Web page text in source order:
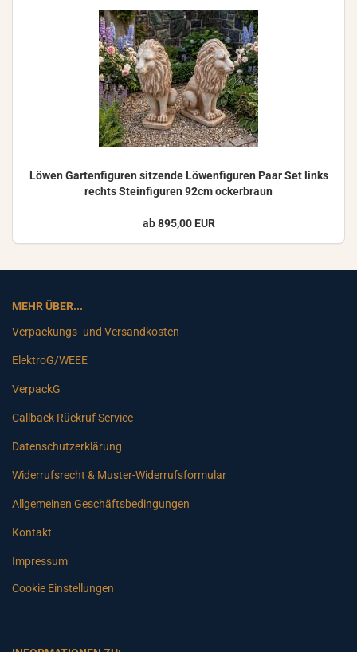
Löwen Gar­ten­fi­gu­ren sit­zen­de Lö­wen­fi­gu­ren Paar Set links
rechts Stein­fi­gu­ren 92cm ocker­braun
ab 895,00 EUR
MEHR ÜBER...
Verpackungs- und Versandkosten
ElektroG/WEEE
VerpackG
Callback Rückruf Service
Datenschutzerklärung
Widerrufsrecht & Muster-Widerrufsformular
Allgemeinen Geschäftsbedingungen
Kontakt
Impressum
Cookie Einstellungen